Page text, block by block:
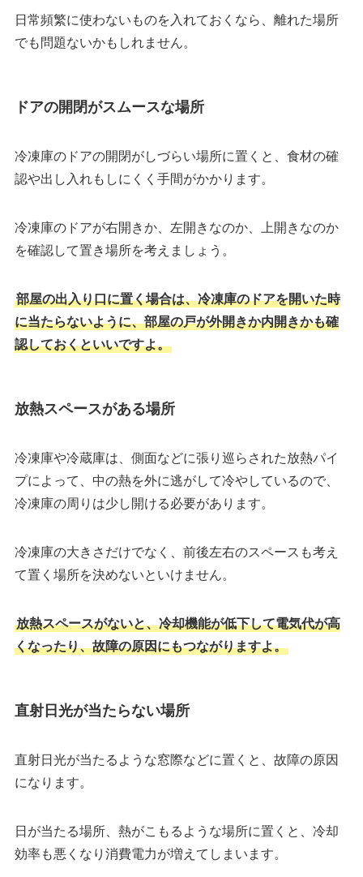
日常頻繁に使わないものを入れておくなら、離れた場所
でも問題ないかもしれません。
ドアの開閉がスムースな場所
冷凍庫のドアの開閉がしづらい場所に置くと、食材の確
認や出し入れもしにくく手間がかかります。
冷凍庫のドアが右開きか、左開きなのか、上開きなのか
を確認して置き場所を考えましょう。
部屋の出入り口に置く場合は、冷凍庫のドアを開いた時
に当たらないように、部屋の戸が外開きか内開きかも確
認しておくといいですよ。
放熱スペースがある場所
冷凍庫や冷蔵庫は、側面などに張り巡らされた放熱パイ
プによって、中の熱を外に逃がして冷やしているので、
冷凍庫の周りは少し開ける必要があります。
冷凍庫の大きさだけでなく、前後左右のスペースも考え
て置く場所を決めないといけません。
放熱スペースがないと、冷却機能が低下して電気代が高
くなったり、故障の原因にもつながりますよ。
直射日光が当たらない場所
直射日光が当たるような窓際などに置くと、故障の原因
になります。
日が当たる場所、熱がこもるような場所に置くと、冷却
効率も悪くなり消費電力が増えてしまいます。